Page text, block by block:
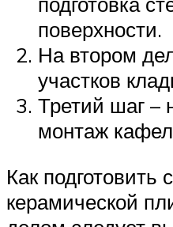
поверхности.
На втором
участков
Третий шаг –
монтаж
Как подготовить
керамической